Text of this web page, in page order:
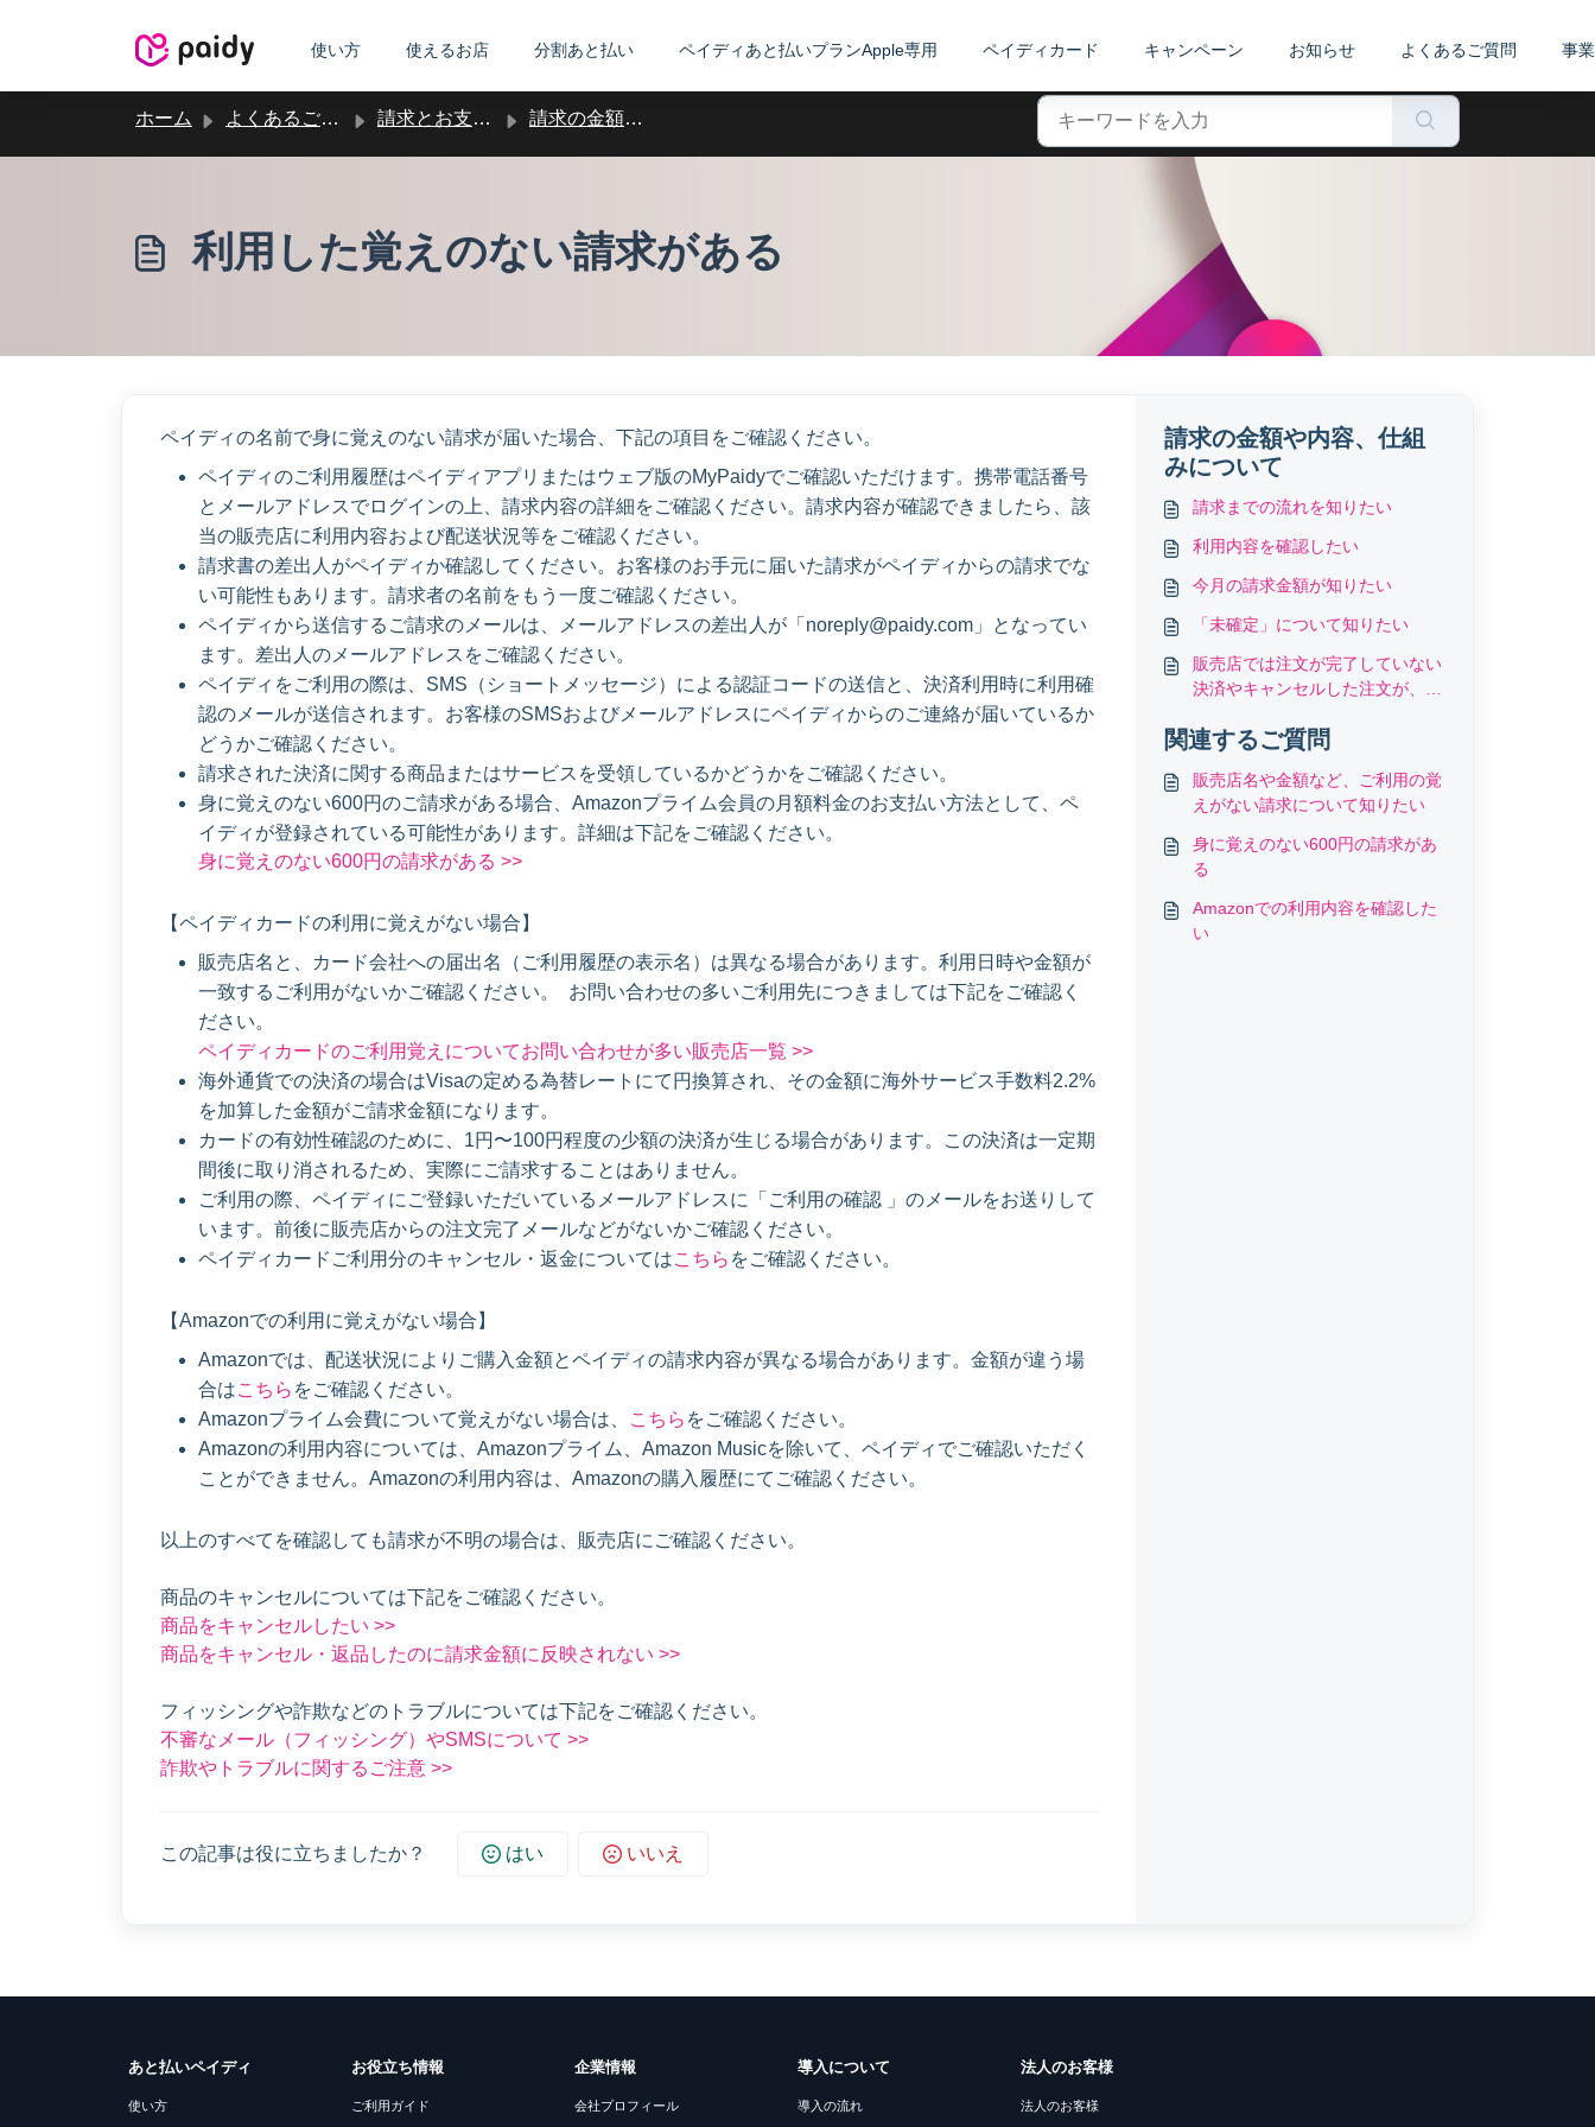
使い方 使えるお店 分割あと払い ペイディあと払いプランApple専用 ペイディカード キャンペーン お知らせ よくあるご質問 事
ホーム よくあるご質問 請求とお支払い 請求の金額や内容、仕組みについて
利用した覚えのない請求がある
ペイディの名前で身に覚えのない請求が届いた場合、下記の項目をご確認ください。
ペイディのご利用履歴はペイディアプリまたはウェブ版のMyPaidyでご確認いただけます。携帯電話番号
とメールアドレスでログインの上、請求内容の詳細をご確認ください。請求内容が確認できましたら、該
当の販売店に利用内容および配送状況等をご確認ください。
請求書の差出人がペイディか確認してください。お客様のお手元に届いた請求がペイディからの請求でな
い可能性もあります。請求者の名前をもう一度ご確認ください。
ペイディから送信するご請求のメールは、メールアドレスの差出人が「noreply@paidy.com」となってい
ます。差出人のメールアドレスをご確認ください。
ペイディをご利用の際は、SMS（ショートメッセージ）による認証コードの送信と、決済利用時に利用確
認のメールが送信されます。お客様のSMSおよびメールアドレスにペイディからのご連絡が届いているか
どうかご確認ください。
請求された決済に関する商品またはサービスを受領しているかどうかをご確認ください。
身に覚えのない600円のご請求がある場合、Amazonプライム会員の月額料金のお支払い方法として、ペ
イディが登録されている可能性があります。詳細は下記をご確認ください。
身に覚えのない600円の請求がある >>
【ペイディカードの利用に覚えがない場合】
販売店名と、カード会社への届出名（ご利用履歴の表示名）は異なる場合があります。利用日時や金額が
一致するご利用がないかご確認ください。 お問い合わせの多いご利用先につきましては下記をご確認く
ださい。
ペイディカードのご利用覚えについてお問い合わせが多い販売店一覧 >>
海外通貨での決済の場合はVisaの定める為替レートにて円換算され、その金額に海外サービス手数料2.2%
を加算した金額がご請求金額になります。
カードの有効性確認のために、1円〜100円程度の少額の決済が生じる場合があります。この決済は一定期
間後に取り消されるため、実際にご請求することはありません。
ご利用の際、ペイディにご登録いただいているメールアドレスに「ご利用の確認 」のメールをお送りして
います。前後に販売店からの注文完了メールなどがないかご確認ください。
ペイディカードご利用分のキャンセル・返金についてはこちら をご確認ください。
【Amazonでの利用に覚えがない場合】
Amazonでは、配送状況によりご購入金額とペイディの請求内容が異なる場合があります。金額が違う場
合はこちら をご確認ください。
Amazonプライム会費について覚えがない場合は、
こちら をご確認ください。
Amazonの利用内容については、Amazonプライム、Amazon Musicを除いて、ペイディでご確認いただく
ことができません。Amazonの利用内容は、Amazonの購入履歴にてご確認ください。
以上のすべてを確認しても請求が不明の場合は、販売店にご確認ください。
商品のキャンセルについては下記をご確認ください。
商品をキャンセルしたい >>
商品をキャンセル・返品したのに請求金額に反映されない >>
フィッシングや詐欺などのトラブルについては下記をご確認ください。
不審なメール（フィッシング）やSMSについて >>
詐欺やトラブルに関するご注意 >>
この記事は役に立ちましたか？ はい いいえ
請求の金額や内容、仕組
みについて
請求までの流れを知りたい
利用内容を確認したい
今月の請求金額が知りたい
「未確定」について知りたい
販売店では注文が完了していない
決済やキャンセルした注文が、未
関連するご質問
販売店名や金額など、ご利用の覚
えがない請求について知りたい
身に覚えのない600円の請求があ
る
Amazonでの利用内容を確認した
い
あと払いペイディ
使い方
お役立ち情報
ご利用ガイド
企業情報
会社プロフィール
導入について
導入の流れ
法人のお客様
法人のお客様